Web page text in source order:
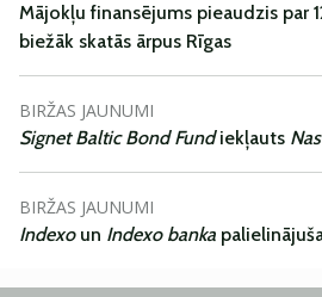
Mājokļu finansējums pieaudzis par
biežāk skatās ārpus Rīgas
BIRŽAS JAUNUMI
Signet Baltic Bond Fundiekļauts
BIRŽAS JAUNUMI
Indexoun Indexo banka